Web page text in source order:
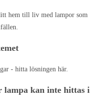
hem till liv med lampor som
- hitta lösningen här.
lampa kan inte hittas i